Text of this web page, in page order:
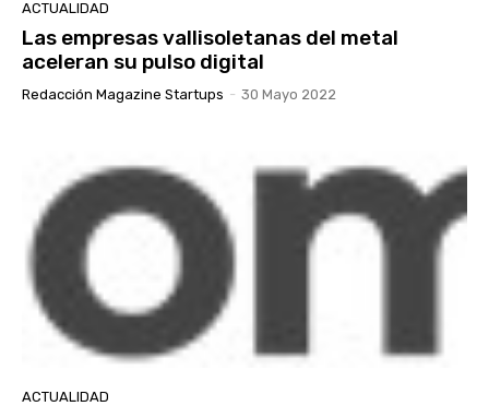
ACTUALIDAD
Las empresas vallisoletanas del metal
aceleran su pulso digital
Redacción Magazine Startups - 30 Mayo 2022
ACTUALIDAD